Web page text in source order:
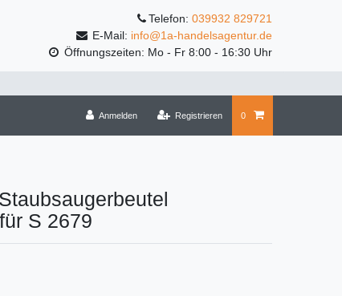
Telefon: 039932 829721
E-Mail: info@1a-handelsagentur.de
Öffnungszeiten: Mo - Fr 8:00 - 16:30 Uhr
Anmelden Registrieren 0
S 2679